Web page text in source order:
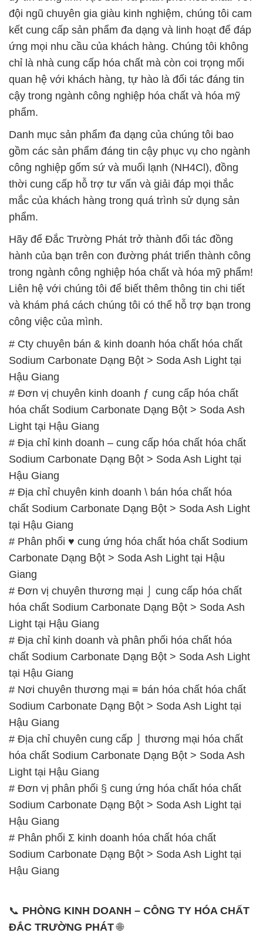
quan hệ với khách hàng, tự hào là đối tác đáng tin
cậy trong ngành công nghiệp hóa chất và hóa mỹ
phẩm.
Danh mục sản phẩm đa dạng của chúng tôi bao
gồm các sản phẩm đáng tin cậy phục vụ cho ngành
công nghiệp gốm sứ và muối lạnh (NH4Cl), đồng
thời cung cấp hỗ trợ tư vấn và giải đáp mọi thắc
mắc của khách hàng trong quá trình sử dụng sản
phẩm.
Hãy để Đắc Trường Phát trở thành đối tác đồng
hành của bạn trên con đường phát triển thành công
trong ngành công nghiệp hóa chất và hóa mỹ phẩm!
Liên hệ với chúng tôi để biết thêm thông tin chi tiết
và khám phá cách chúng tôi có thể hỗ trợ bạn trong
công việc của mình.
# Cty chuyên bán & kinh doanh hóa chất hóa chất
Sodium Carbonate Dạng Bột > Soda Ash Light tại
Hậu Giang
# Đơn vị chuyên kinh doanh ƒ cung cấp hóa chất
hóa chất Sodium Carbonate Dạng Bột > Soda Ash
Light tại Hậu Giang
# Địa chỉ kinh doanh – cung cấp hóa chất hóa chất
Sodium Carbonate Dạng Bột > Soda Ash Light tại
Hậu Giang
# Địa chỉ chuyên kinh doanh \ bán hóa chất hóa
chất Sodium Carbonate Dạng Bột > Soda Ash Light
tại Hậu Giang
# Phân phối ♥ cung ứng hóa chất hóa chất Sodium
Carbonate Dạng Bột > Soda Ash Light tại Hậu
Giang
# Đơn vị chuyên thương mại ⌡ cung cấp hóa chất
hóa chất Sodium Carbonate Dạng Bột > Soda Ash
Light tại Hậu Giang
# Địa chỉ kinh doanh và phân phối hóa chất hóa
chất Sodium Carbonate Dạng Bột > Soda Ash Light
tại Hậu Giang
# Nơi chuyên thương mại ≡ bán hóa chất hóa chất
Sodium Carbonate Dạng Bột > Soda Ash Light tại
Hậu Giang
# Địa chỉ chuyên cung cấp ⌡ thương mại hóa chất
hóa chất Sodium Carbonate Dạng Bột > Soda Ash
Light tại Hậu Giang
# Đơn vị phân phối § cung ứng hóa chất hóa chất
Sodium Carbonate Dạng Bột > Soda Ash Light tại
Hậu Giang
# Phân phối Σ kinh doanh hóa chất hóa chất
Sodium Carbonate Dạng Bột > Soda Ash Light tại
Hậu Giang
📞PHÒNG KINH DOANH – CÔNG TY HÓA CHẤT
ĐẮC TRƯỜNG PHÁT🌐
🌐 Website: https://hoachatmientay.vn/
– 0933.920.505 – 028.3504.5555